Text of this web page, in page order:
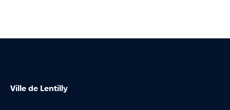
Ville de Lentilly